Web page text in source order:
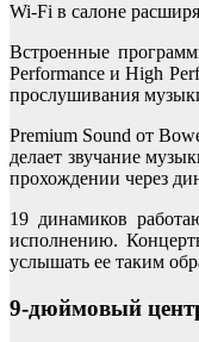
Wi-Fi в салоне
Встроенные
Performance и High
прослушивания
Premium Sound от
делает звучание
прохождении через
19 динамиков
исполнению.
услышать ее таким
9-дюймовый